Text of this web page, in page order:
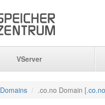
VServer
Domains .co.no Domain [